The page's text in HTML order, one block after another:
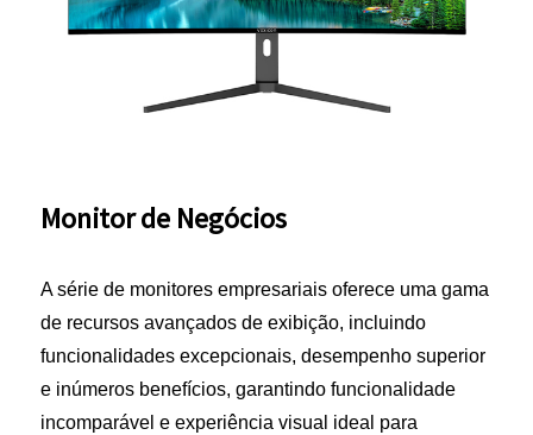
Monitor de Negócios
A série de monitores empresariais oferece uma gama
de recursos avançados de exibição, incluindo
funcionalidades excepcionais, desempenho superior
e inúmeros benefícios, garantindo funcionalidade
incomparável e experiência visual ideal para